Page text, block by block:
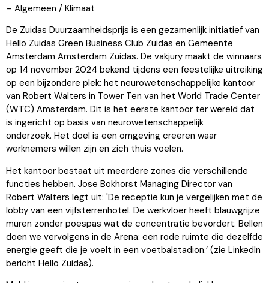
– Algemeen / Klimaat
De Zuidas Duurzaamheidsprijs is een gezamenlijk initiatief van
Hello Zuidas Green Business Club Zuidas en Gemeente
Amsterdam Amsterdam Zuidas. De vakjury maakt de winnaars
op 14 november 2024 bekend tijdens een feestelijke uitreiking
op een bijzondere plek: het neurowetenschappelijke kantoor
van Robert Walters in Tower Ten van het World Trade Center
(WTC) Amsterdam. Dit is het eerste kantoor ter wereld dat
is ingericht op basis van neurowetenschappelijk
onderzoek. Het doel is een omgeving creëren waar
werknemers willen zijn en zich thuis voelen.
Het kantoor bestaat uit meerdere zones die verschillende
functies hebben. Jose Bokhorst Managing Director van
Robert Walters legt uit: 'De receptie kun je vergelijken met de
lobby van een vijfsterrenhotel. De werkvloer heeft blauwgrijze
muren zonder poespas wat de concentratie bevordert. Bellen
doen we vervolgens in de Arena: een rode ruimte die dezelfde
energie geeft die je voelt in een voetbalstadion.’ (zie LinkedIn
bericht Hello Zuidas).